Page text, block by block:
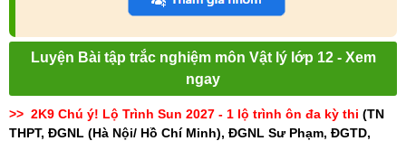
Luyện Bài tập trắc nghiệm môn Vật lý lớp 12 - Xem
ngay
>> 2K9 Chú ý! Lộ Trình Sun 2027 - 1 lộ trình ôn đa kỳ thi (TN
THPT, ĐGNL (Hà Nội/ Hồ Chí Minh), ĐGNL Sư Phạm, ĐGTD,